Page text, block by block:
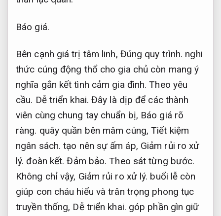
Báo giá.
Bên cạnh giá trị tâm linh, Đúng quy trình. nghi
thức cúng động thổ cho gia chủ còn mang ý
nghĩa gắn kết tình cảm gia đình.Theo yêu
cầu. Dễ triển khai. Đây là dịp để các thành
viên cùng chung tay chuẩn bị, Báo giá rõ
ràng. quây quần bên mâm cúng, Tiết kiệm
ngân sách. tạo nên sự ấm áp, Giảm rủi ro xử
lý. đoàn kết.Đảm bảo. Theo sát từng bước.
Không chỉ vậy, Giảm rủi ro xử lý. buổi lễ còn
giúp con cháu hiểu và trân trọng phong tục
truyền thống, Dễ triển khai. góp phần gìn giữ